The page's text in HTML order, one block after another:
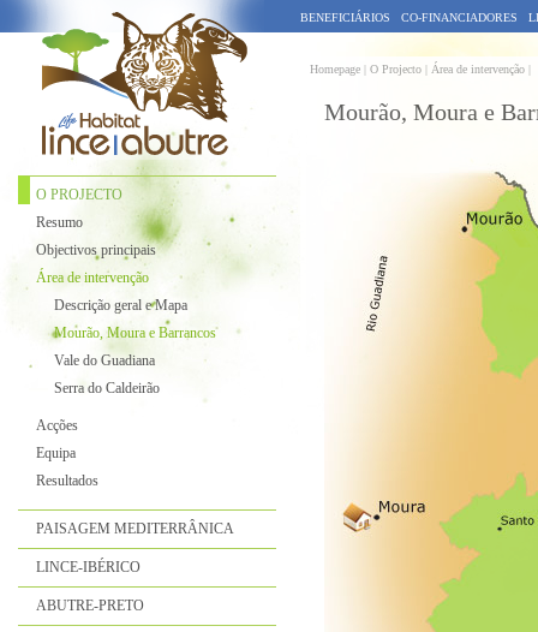
O PROJECTO
Resumo
Objectivos principais
Área de intervenção
Descrição geral e Mapa
Mourão, Moura e Barrancos
Vale do Guadiana
Serra do Caldeirão
Acções
Equipa
Resultados
PAISAGEM MEDITERRÂNICA
LINCE-IBÉRICO
ABUTRE-PRETO
BENEFICIÁRIOS CO-FINANCIADORES
Homepage | O Projecto | Área de intervenção |
Mourão, Moura e